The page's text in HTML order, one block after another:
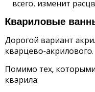
всего, изменит
Квариловые
Дорогой вариант
кварцево-акрилового.
Помимо тех,
кварила: